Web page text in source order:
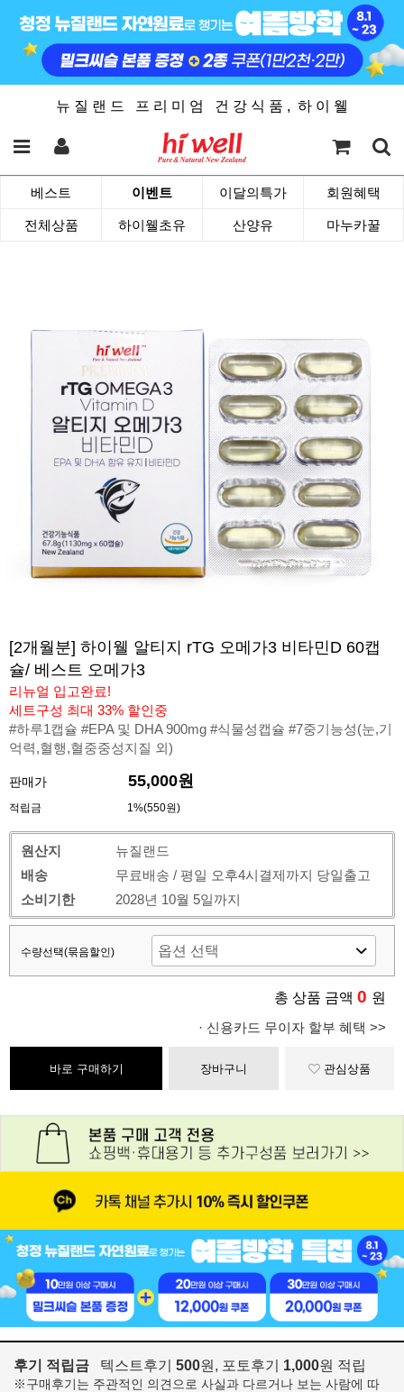
뉴 질 랜 드 프 리 미 엄 건 강 식 품 , 하 이 웰
베스트 이벤트 이달의특가 회원혜택
전체상품 하이웰초유 산양유 마누카꿀
[2개월분] 하이웰 알티지 rTG 오메가3 비타민D 60캡
슐/ 베스트 오메가3
리뉴얼 입고완료!
세트구성 최대 33% 할인중
#하루1캡슐 #EPA 및 DHA 900mg #식물성캡슐 #7중기능성(눈,기
억력,혈행,혈중중성지질 외)
판매가 55,000원
적립금 1%(550원)
원산지
뉴질랜드
배송
무료배송 / 평일 오후4시결제까지 당일출고
소비기한
2028년 10월 5일까지
수량선택(묶음할인)
총 상품 금액 0 원
· 신용카드 무이자 할부 혜택 >>
바로 구매하기 장바구니 관심상품
후기 적립금 텍스트후기 500원, 포토후기 1,000원 적립
※구매후기는 주관적인 의견으로 사실과 다르거나 보는 사람에 따